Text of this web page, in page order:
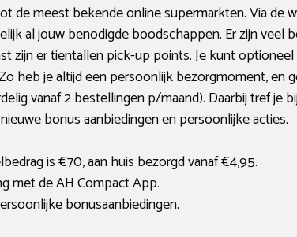
de meest bekende online supermarkten. Via de
al jouw benodigde boodschappen. Er zijn veel
zijn er tientallen pick-up points. Je kunt
heb je altijd een persoonlijk bezorgmoment, en
vanaf 2 bestellingen p/maand). Daarbij tref je
bonus aanbiedingen en persoonlijke acties.
is €70, aan huis bezorgd vanaf €4,95.
met de AH Compact App.
bonusaanbiedingen.